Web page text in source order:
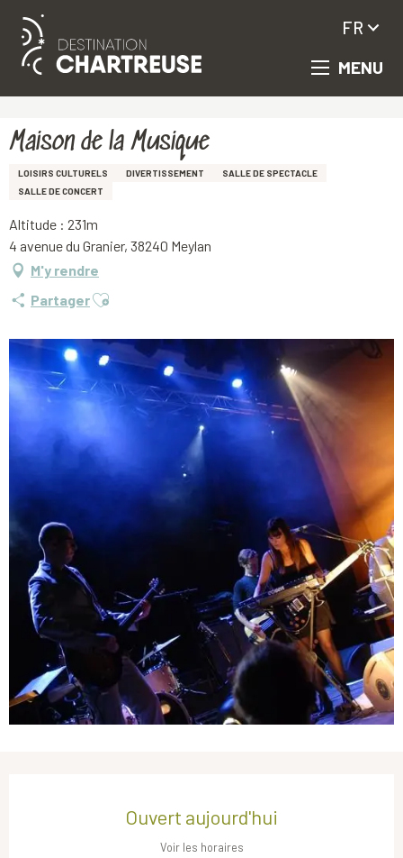
Aller
principal
MENU
FR
Maison de la Musique
LOISIRS CULTURELS DIVERTISSEMENT
SALLE DE SPECTACLE
SALLE DE CONCERT
Altitude : 231m
4 avenue du Granier, 38240 Meylan
M'y rendre
PartagerAjouter aux favoris
Ouvert aujourd'hui
Voir les horaires